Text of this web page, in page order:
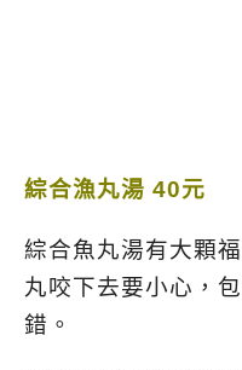
綜合漁丸湯 40元
綜合魚丸湯有大顆
丸咬下去要小心，
錯。